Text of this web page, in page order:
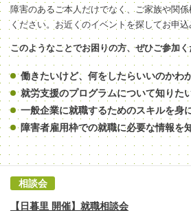
障害のあるご本人だけでなく、ご家族や関
ください。お近くのイベントを探してお申
このようなことでお困りの方、ぜひご参加
働きたいけど、何をしたらいいのかわ
就労支援のプログラムについて知りた
一般企業に就職するためのスキルを身
障害者雇用枠での就職に必要な情報を
相談会
【日暮里 開催】就職相談会